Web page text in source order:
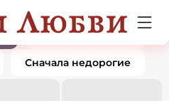
Сначала дорогие
Сначала недорогие